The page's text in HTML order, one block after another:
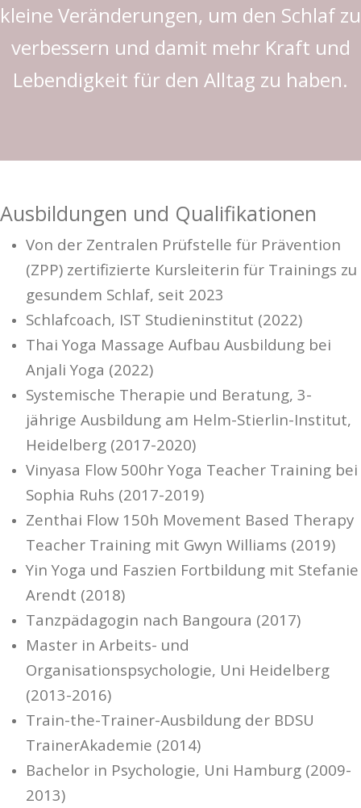
kleine Veränderungen, um den Schlaf zu
verbessern und damit mehr Kraft und
Lebendigkeit für den Alltag zu haben.
Ausbildungen und Qualifikationen
Von der Zentralen Prüfstelle für Prävention
(ZPP) zertifizierte Kursleiterin für Trainings zu
gesundem Schlaf, seit 2023
Schlafcoach, IST Studieninstitut (2022)
Thai Yoga Massage Aufbau Ausbildung bei
Anjali Yoga (2022)
Systemische Therapie und Beratung, 3-
jährige Ausbildung am Helm-Stierlin-Institut,
Heidelberg (2017-2020)
Vinyasa Flow 500hr Yoga Teacher Training bei
Sophia Ruhs (2017-2019)
Zenthai Flow 150h Movement Based Therapy
Teacher Training mit Gwyn Williams (2019)
Yin Yoga und Faszien Fortbildung mit Stefanie
Arendt (2018)
Tanzpädagogin nach Bangoura (2017)
Master in Arbeits- und
Organisationspsychologie, Uni Heidelberg
(2013-2016)
Train-the-Trainer-Ausbildung der BDSU
TrainerAkademie (2014)
Bachelor in Psychologie, Uni Hamburg (2009-
2013)